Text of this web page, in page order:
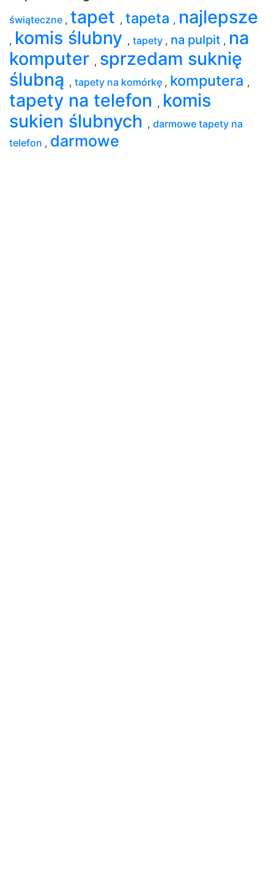
świąteczne , tapet , tapeta , najlepsze
, komis ślubny , tapety , na pulpit , na
komputer , sprzedam suknię
ślubną , tapety na komórkę , komputera ,
tapety na telefon , komis
sukien ślubnych , darmowe tapety na
telefon , darmowe